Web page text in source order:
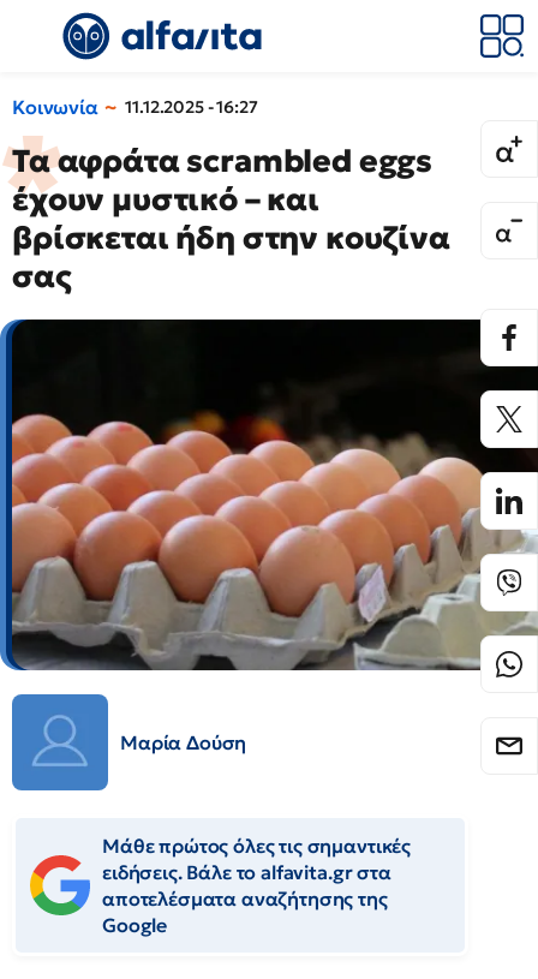
Κοινωνία 11.12.2025 - 16:27
Τα αφράτα scrambled eggs
έχουν μυστικό – και
βρίσκεται ήδη στην κουζίνα
σας
Μαρία Δούση
Μάθε πρώτος όλες τις σημαντικές
ειδήσεις. Βάλε το alfavita.gr στα
αποτελέσματα αναζήτησης της
Google